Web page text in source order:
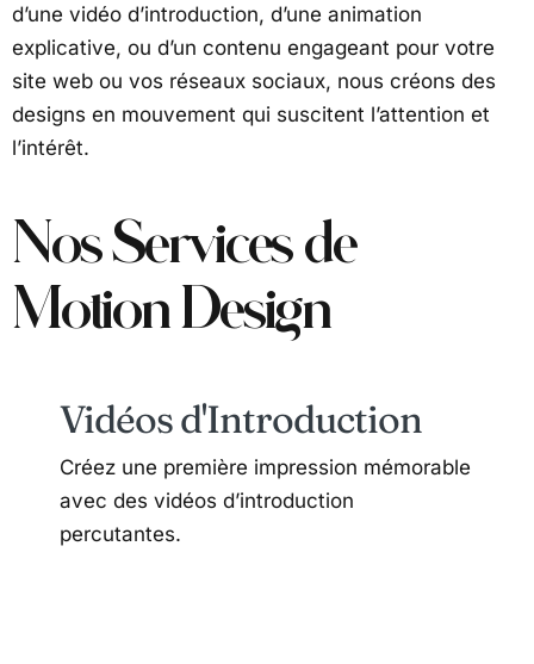
d’une vidéo d’introduction, d’une animation
explicative, ou d’un contenu engageant pour votre
site web ou vos réseaux sociaux, nous créons des
designs en mouvement qui suscitent l’attention et
l’intérêt.
Nos Services de
Motion Design
Vidéos d'Introduction
Créez une première impression mémorable
avec des vidéos d’introduction
percutantes.